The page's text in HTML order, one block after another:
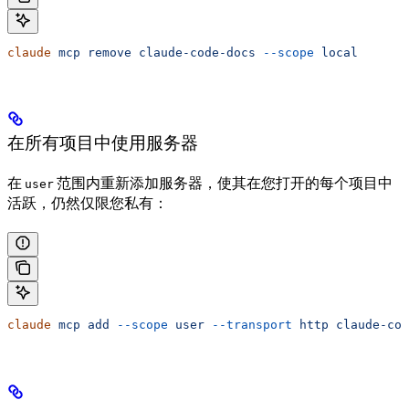
claude mcp remove claude-code-docs --scope local
在所有项目中使用服务器
在 user 范围内重新添加服务器，使其在您打开的每个项目中
活跃，仍然仅限您私有：
claude mcp add --scope user --transport http claude-